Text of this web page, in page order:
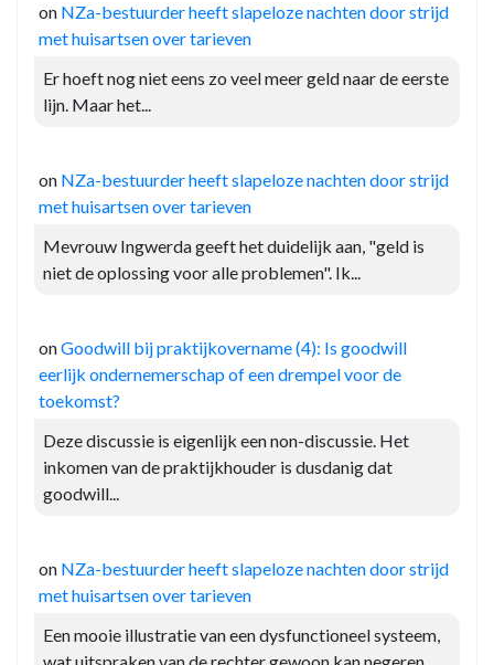
on NZa-bestuurder heeft slapeloze nachten door strijd
met huisartsen over tarieven
Er hoeft nog niet eens zo veel meer geld naar de eerste
lijn. Maar het...
on NZa-bestuurder heeft slapeloze nachten door strijd
met huisartsen over tarieven
Mevrouw Ingwerda geeft het duidelijk aan, "geld is
niet de oplossing voor alle problemen". Ik...
onGoodwill bij praktijkovername (4): Is goodwill
eerlijk ondernemerschap of een drempel voor de
toekomst?
Deze discussie is eigenlijk een non-discussie. Het
inkomen van de praktijkhouder is dusdanig dat
goodwill...
on NZa-bestuurder heeft slapeloze nachten door strijd
met huisartsen over tarieven
Een mooie illustratie van een dysfunctioneel systeem,